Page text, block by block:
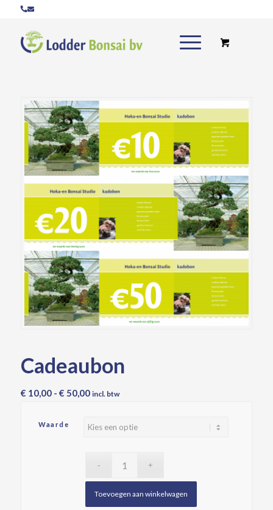
Cadeaubon
€ 10,00 - € 50,00Prijsklasse:
incl. btw
Waarde
Toevoegen aan winkelwagen